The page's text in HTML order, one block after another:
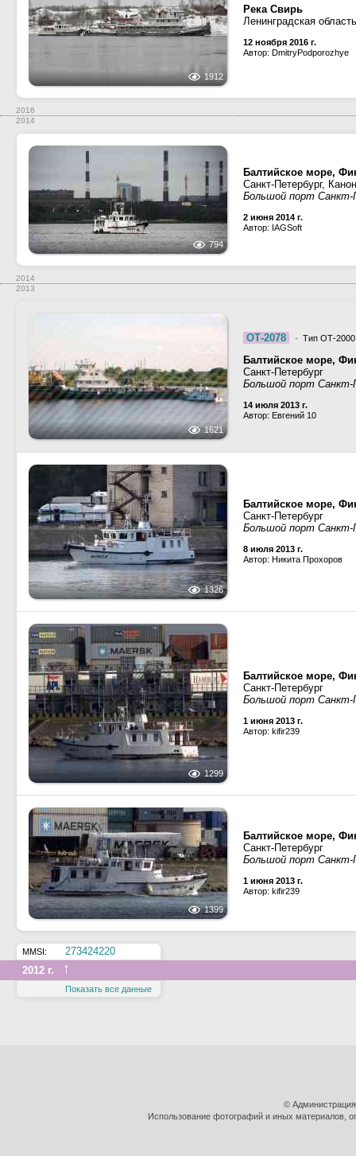
1912
Река Свирь
Ленинградская
12 ноября 2016 г.
Автор: DmitryPodporozhye
2016
2014
794
Балтийское море,
Санкт-Петербург,
Большой порт Санкт-
2 июня 2014 г.
Автор: IAGSoft
2014
2013
1621
ОТ-2078 · Тип ОТ-
Балтийское море,
Санкт-Петербург
Большой порт Санкт-
14 июля 2013 г.
Автор: Евгений 10
1326
Балтийское море,
Санкт-Петербург
Большой порт Санкт-
8 июля 2013 г.
Автор: Никита Прохоров
1299
Балтийское море,
Санкт-Петербург
Большой порт Санкт-
1 июня 2013 г.
Автор: kifir239
1399
Балтийское море,
Санкт-Петербург
Большой порт Санкт-
1 июня 2013 г.
Автор: kifir239
MMSI:
273424220
2012 г.
↑
Показать все данные
©
Использование фотографий и иных материалов,